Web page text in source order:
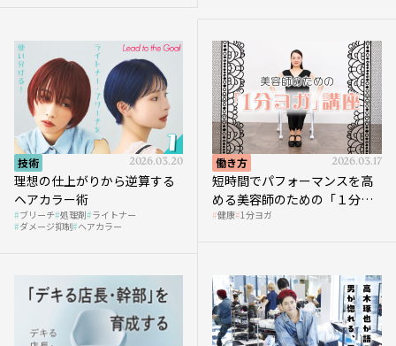
技術 2026.03.20
理想の仕上がりから逆算する
ヘアカラー術
ブリーチ 処理剤 ライトナー
ダメージ抑制 ヘアカラー
働き方 2026.03.17
短時間でパフォーマンスを高
める美容師のための「１分ヨ
ガ」講座｜実践編
健康 1分ヨガ